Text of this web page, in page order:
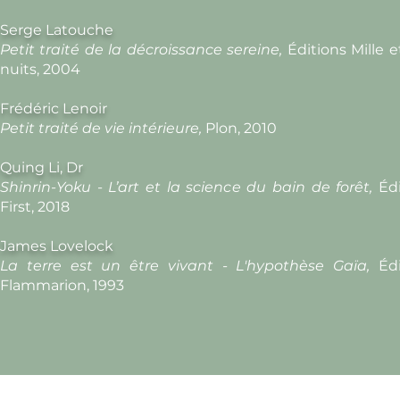
Serge Latouche
Petit traité de la décroissance sereine, Éditions Mille
nuits, 2004
Frédéric Lenoir
Petit traité de vie intérieure, Plon, 2010
Quing Li, Dr
Shinrin-Yoku - L’art et la science du bain de forêt,
First, 2018
James Lovelock
La terre est un être vivant - L'hypothèse Gaïa,
Flammarion, 1993